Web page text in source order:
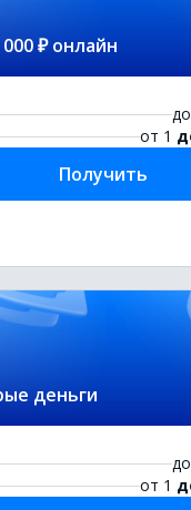
₽ онлайн
до
от 1
Получить
деньги
до
от 1